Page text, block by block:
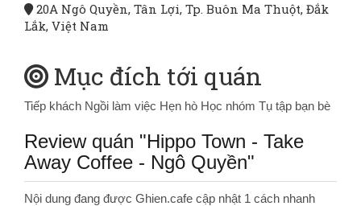
20A Ngô Quyền, Tân Lợi, Tp. Buôn Ma Thuột, Đắk
Lắk, Việt Nam
Mục đích tới quán
Tiếp khách Ngồi làm việc Hẹn hò Học nhóm Tụ tập bạn bè
Review quán "Hippo Town - Take
Away Coffee - Ngô Quyền"
Nội dung đang được Ghien.cafe cập nhật 1 cách nhanh